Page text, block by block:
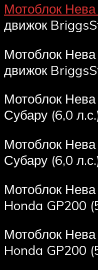
Мотоблок
движок
Мотоблок
движок
Мотоблок
Субару (6,0
Мотоблок
Субару (6,0
Мотоблок
Honda GP200
Мотоблок
Honda GP200